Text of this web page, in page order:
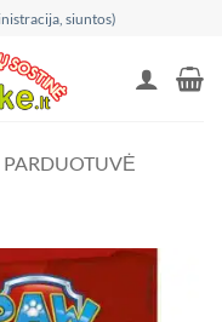
siuntos)